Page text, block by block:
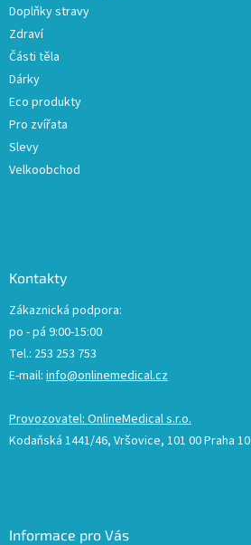
Doplňky stravy
Zdraví
Části těla
Dárky
Eco produkty
Pro zvířata
Slevy
Velkoobchod
Kontakty
Zákaznická podpora:
po - pá 9:00-15:00
Tel.: 253 253 753
E-mail: info@onlinemedical.cz
Provozovatel: OnlineMedical s.r.o.
Kodaňská 1441/46, Vršovice, 101 00 Praha 10
Informace pro Vás